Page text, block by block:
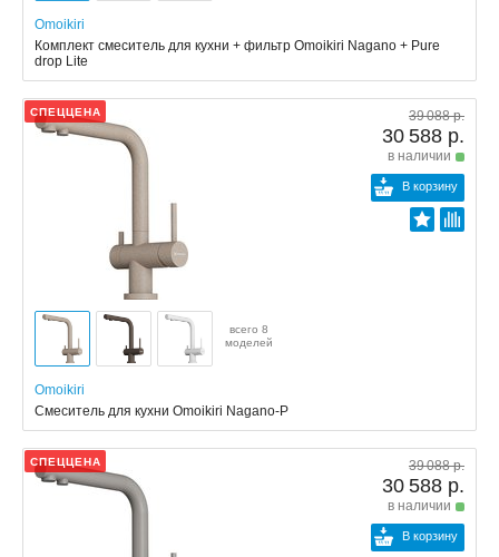
Omoikiri
Комплект смеситель для кухни + фильтр Omoikiri Nagano + Pure
drop Lite
СПЕЦЦЕНА 39 088 р.
30 588 р.
в наличии
В корзину
всего 8
моделей
Omoikiri
Смеситель для кухни Omoikiri Nagano-P
СПЕЦЦЕНА 39 088 р.
30 588 р.
в наличии
В корзину